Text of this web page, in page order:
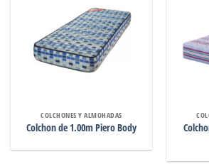
COLCHONES Y ALMOHADAS
Colchon de 1.00m Piero Body